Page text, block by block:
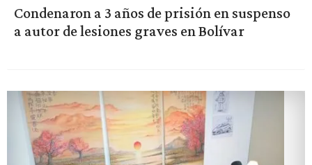
Condenaron a 3 años de prisión en suspenso
a autor de lesiones graves en Bolívar